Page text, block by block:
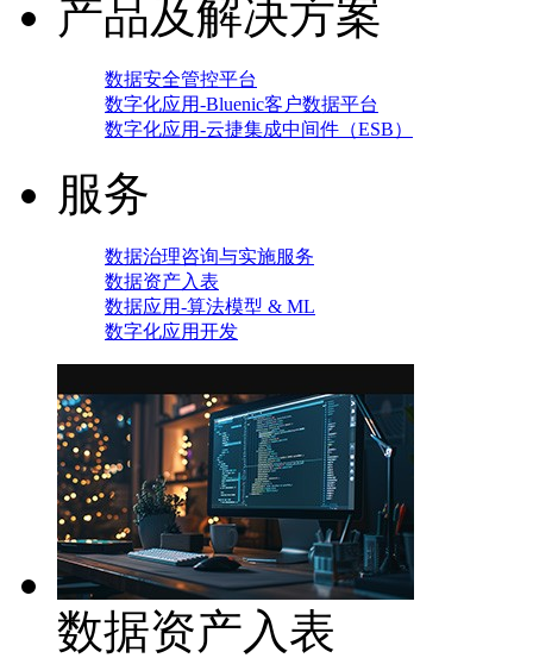
产品及解决方案
数据安全管控平台
数字化应用-Bluenic客户数据平台
数字化应用-云捷集成中间件（ESB）
服务
数据治理咨询与实施服务
数据资产入表
数据应用-算法模型 & ML
数字化应用开发
数据资产入表